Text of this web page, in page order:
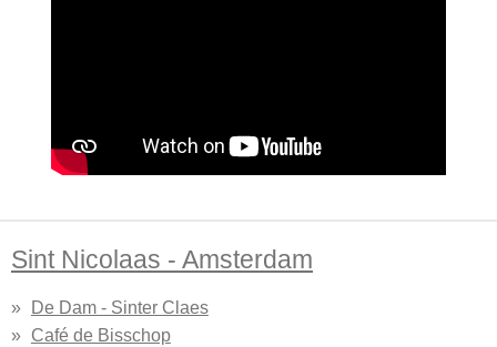
Sint Nicolaas - Amsterdam
De Dam - Sinter Claes
Café de Bisschop